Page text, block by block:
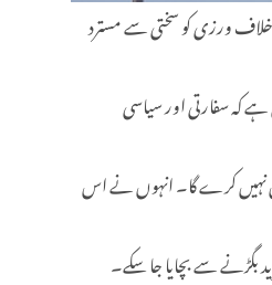
خلاف ورزی کو سختی سے مسترد
ہے کہ سفارتی اور سیاسی
بحال نہیں کرے گا۔ انہوں نے اس
بگڑنے سے بچایا جا سکے۔